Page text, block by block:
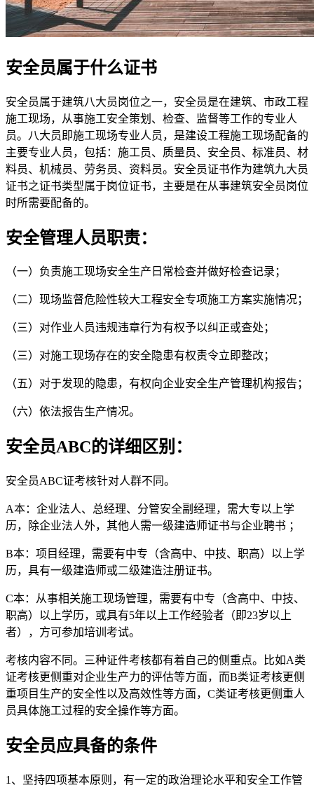
安全员属于什么证书
安全员属于建筑八大员岗位之一，安全员是在建筑、市政工程
施工现场，从事施工安全策划、检查、监督等工作的专业人
员。八大员即施工现场专业人员，是建设工程施工现场配备的
主要专业人员，包括：施工员、质量员、安全员、标准员、材
料员、机械员、劳务员、资料员。安全员证书作为建筑九大员
证书之证书类型属于岗位证书，主要是在从事建筑安全员岗位
时所需要配备的。
安全管理人员职责：
（一）负责施工现场安全生产日常检查并做好检查记录；
（二）现场监督危险性较大工程安全专项施工方案实施情况；
（三）对作业人员违规违章行为有权予以纠正或查处；
（三）对施工现场存在的安全隐患有权责令立即整改；
（五）对于发现的隐患，有权向企业安全生产管理机构报告；
（六）依法报告生产情况。
安全员ABC的详细区别：
安全员ABC证考核针对人群不同。
A本：企业法人、总经理、分管安全副经理，需大专以上学
历，除企业法人外，其他人需一级建造师证书与企业聘书 ；
B本：项目经理，需要有中专（含高中、中技、职高）以上学
历，具有一级建造师或二级建造注册证书。
C本：从事相关施工现场管理，需要有中专（含高中、中技、
职高）以上学历，或具有5年以上工作经验者（即23岁以上
者），方可参加培训考试。
考核内容不同。三种证件考核都有着自己的侧重点。比如A类
证考核更侧重对企业生产力的评估等方面，而B类证考核更侧
重项目生产的安全性以及高效性等方面，C类证考核更侧重人
员具体施工过程的安全操作等方面。
安全员应具备的条件
1、坚持四项基本原则，有一定的政治理论水平和安全工作管